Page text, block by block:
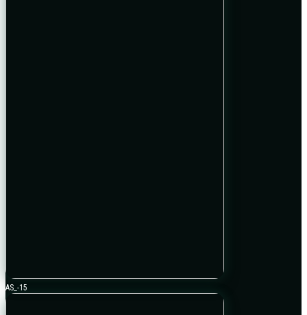
AS_-15